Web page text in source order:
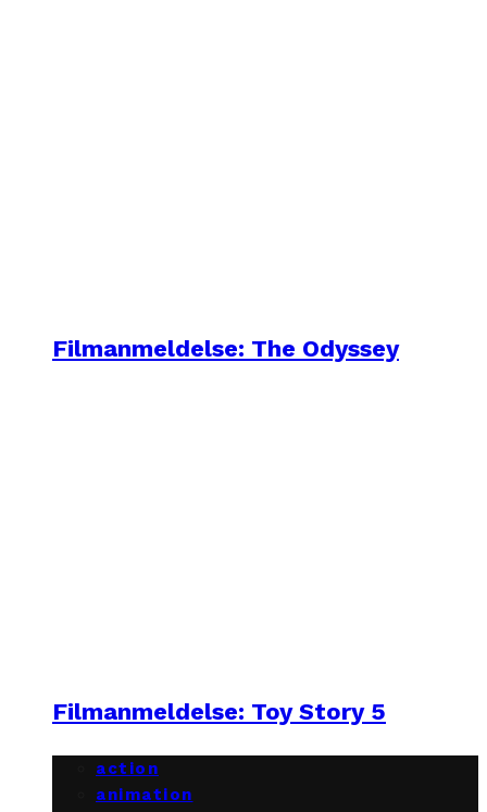
Filmanmeldelse: The Odyssey
Filmanmeldelse: Toy Story 5
action
animation